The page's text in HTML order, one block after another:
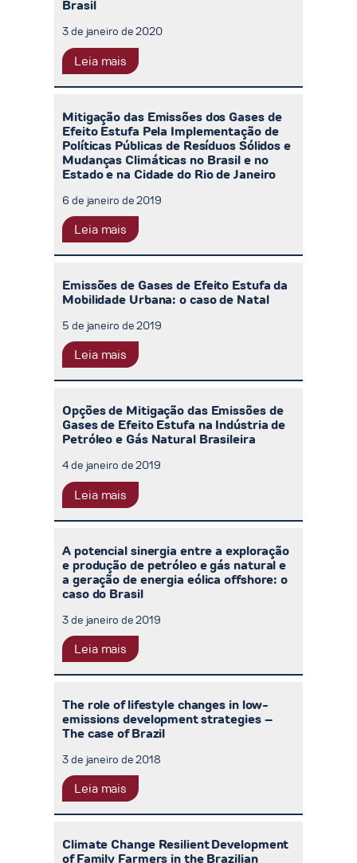
Brasil
3 de janeiro de 2020
Leia mais
Mitigação das Emissões dos Gases de
Efeito Estufa Pela Implementação de
Políticas Públicas de Resíduos Sólidos e
Mudanças Climáticas no Brasil e no
Estado e na Cidade do Rio de Janeiro
6 de janeiro de 2019
Leia mais
Emissões de Gases de Efeito Estufa da
Mobilidade Urbana: o caso de Natal
5 de janeiro de 2019
Leia mais
Opções de Mitigação das Emissões de
Gases de Efeito Estufa na Indústria de
Petróleo e Gás Natural Brasileira
4 de janeiro de 2019
Leia mais
A potencial sinergia entre a exploração
e produção de petróleo e gás natural e
a geração de energia eólica offshore: o
caso do Brasil
3 de janeiro de 2019
Leia mais
The role of lifestyle changes in low-
emissions development strategies –
The case of Brazil
3 de janeiro de 2018
Leia mais
Climate Change Resilient Development
of Family Farmers in the Brazilian